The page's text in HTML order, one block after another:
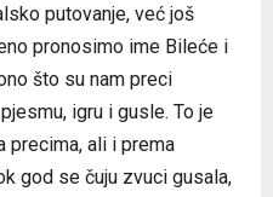
putovanje, već još
pronosimo ime Bileće i
što su nam preci
igru i gusle. To je
precima, ali i prema
god se čuju zvuci gusala,